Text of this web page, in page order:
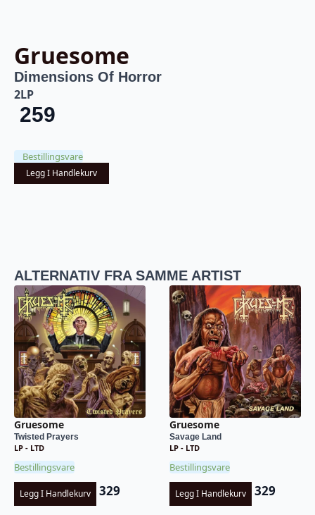
Gruesome
Dimensions Of Horror
2LP
259
Bestillingsvare
Legg I Handlekurv
ALTERNATIV FRA SAMME ARTIST
Gruesome
Twisted Prayers
LP - LTD
Bestillingsvare
Legg I Handlekurv 329
Gruesome
Savage Land
LP - LTD
Bestillingsvare
Legg I Handlekurv 329